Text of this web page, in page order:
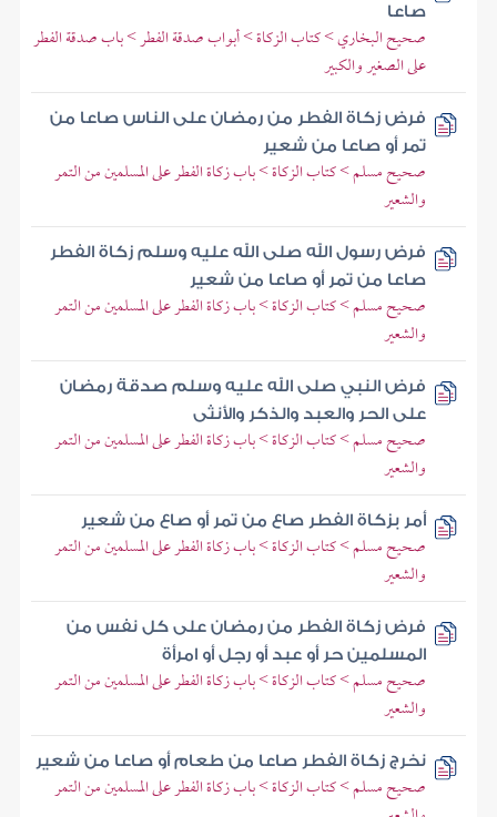
صاعا
صحيح البخاري > كتاب الزكاة > أبواب صدقة الفطر > باب صدقة الفطر
على الصغير والكبير
فرض زكاة الفطر من رمضان على الناس صاعا من
تمر أو صاعا من شعير
صحيح مسلم > كتاب الزكاة > باب زكاة الفطر على المسلمين من التمر
والشعير
فرض رسول الله صلى الله عليه وسلم زكاة الفطر
صاعا من تمر أو صاعا من شعير
صحيح مسلم > كتاب الزكاة > باب زكاة الفطر على المسلمين من التمر
والشعير
فرض النبي صلى الله عليه وسلم صدقة رمضان
على الحر والعبد والذكر والأنثى
صحيح مسلم > كتاب الزكاة > باب زكاة الفطر على المسلمين من التمر
والشعير
أمر بزكاة الفطر صاع من تمر أو صاع من شعير
صحيح مسلم > كتاب الزكاة > باب زكاة الفطر على المسلمين من التمر
والشعير
فرض زكاة الفطر من رمضان على كل نفس من
المسلمين حر أو عبد أو رجل أو امرأة
صحيح مسلم > كتاب الزكاة > باب زكاة الفطر على المسلمين من التمر
والشعير
نخرج زكاة الفطر صاعا من طعام أو صاعا من شعير
صحيح مسلم > كتاب الزكاة > باب زكاة الفطر على المسلمين من التمر